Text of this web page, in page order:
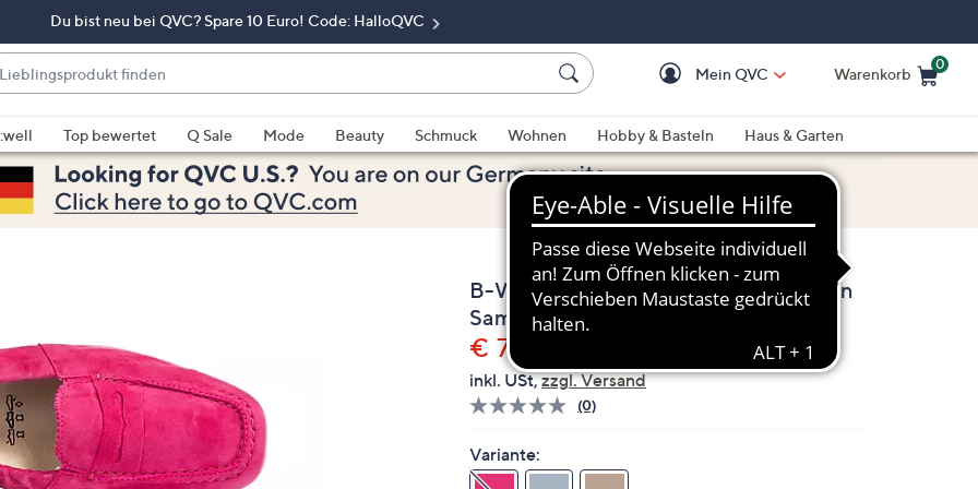
Du bist neu bei QVC? Spare 10 Euro! Code: HalloQVC
Mein QVC Warenkorb
0
Top bewertet Q Sale Mode Beauty Schmuck Wohnen Hobby & Basteln
Haus & Garten
B-Ware VITAFORM Damen-Mokassin
Samtziegenleder Trense
Gelöscht
€ 72,58
inkl. USt,zzgl. Versand
Bisher
keine
(0)
Variante: